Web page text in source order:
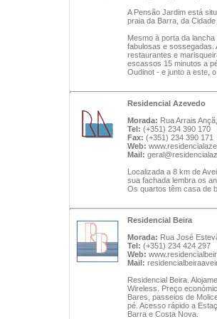
A Pensão Jardim está
praia da Barra, da
Mesmo à porta da
fabulosas e sossegadas.
restaurantes e
escassos 15 minutos a
Oudinot - e junto a este,
Residencial Azevedo
Morada: Rua Arrais
Tel: (+351) 234 390 170
Fax: (+351) 234 390 171
Web:
Mail:
Localizada a 8 km de
sua fachada lembra os
Os quartos têm casa de
Residencial Beira
Morada: Rua José
Tel: (+351) 234 424 297
Web:
Mail:
Residencial Beira.
Wireless. Preço
Bares, passeios de
pé. Acesso rápido a
Barra e Costa Nova.